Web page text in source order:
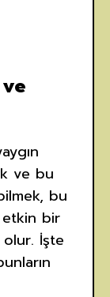
ve bu
bu
etkin bir
olur. İşte